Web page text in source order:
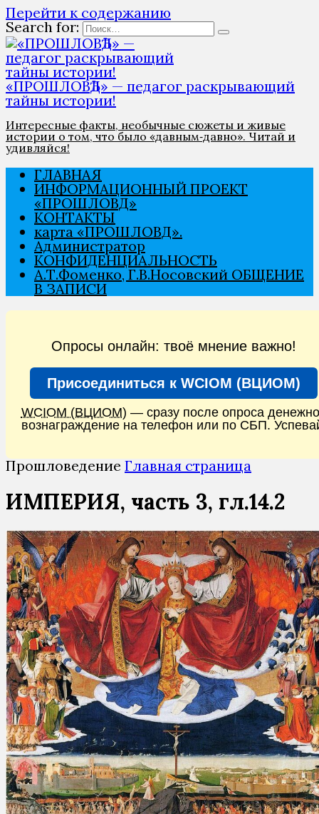
Перейти к содержанию
Search for:
«ПРОШЛОВѢД» — педагог раскрывающий
тайны истории!
Интересные факты, необычные сюжеты и живые
истории о том, что было «давным‑давно». Читай и
удивляйся!
ГЛАВНАЯ
ИНФОРМАЦИОННЫЙ ПРОЕКТ
«ПРОШЛОВѢД»
КОНТАКТЫ
карта «ПРОШЛОВѢД».
Администратор
КОНФИДЕНЦИАЛЬНОСТЬ
А.Т.Фоменко, Г.В.Носовский ОБЩЕНИЕ
В ЗАПИСИ
Опросы онлайн: твоё мнение важно!
Присоединиться к WCIOM (ВЦИОМ)
WCIOM (ВЦИОМ) — сразу после опроса
вознаграждение на телефон или по СБП.
Прошловедение Главная страница
ИМПЕРИЯ, часть 3, гл.14.2